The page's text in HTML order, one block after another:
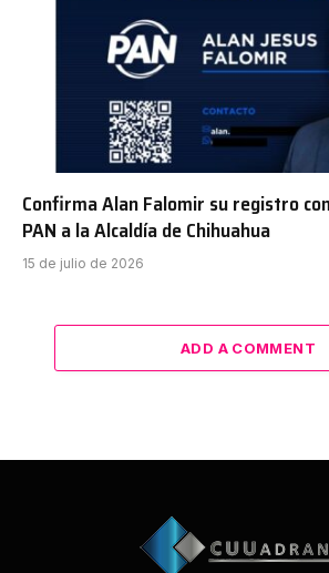
Confirma Alan Falomir su registro
PAN a la Alcaldía de Chihuahua
15 de julio de 2026
ADD A COMMENT